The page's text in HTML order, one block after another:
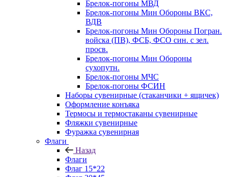
Брелок-погоны МВД
Брелок-погоны Мин Обороны ВКС,
ВДВ
Брелок-погоны Мин Обороны Погран.
войска (ПВ), ФСБ, ФСО син. с зел.
просв.
Брелок-погоны Мин Обороны
сухопутн.
Брелок-погоны МЧС
Брелок-погоны ФСИН
Наборы сувенирные (стаканчики + ящичек)
Оформление конъяка
Термосы и термостаканы сувенирные
Фляжки сувенирные
Фуражка сувенирная
Флаги
Назад
Флаги
Флаг 15*22